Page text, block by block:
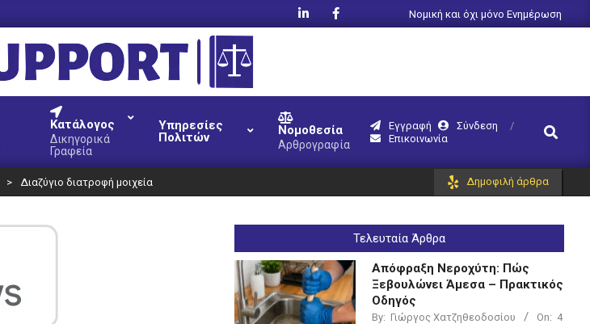
Νομική και όχι μόνο Ενημέρωση
Κατάλογος
Δικηγορικά
Γραφεία
Υπηρεσίες
Πολιτών
Νομοθεσία
Αρθρογραφία
Εγγραφή
Σύνδεση
Επικοινωνία
Search
> Διαζύγιο διατροφή μοιχεία Δημοφιλή άρθρα
Τελευταία Άρθρα
Απόφραξη Νεροχύτη: Πώς
Ξεβουλώνει Άμεσα – Πρακτικός
Οδηγός
By: Γιώργος Χατζηθεοδοσίου On: 4